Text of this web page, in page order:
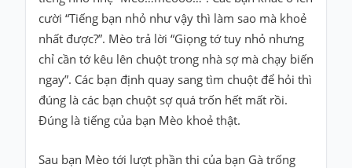
Giới
thiệu
cười “Tiếng bạn nhỏ như vậy thì làm sao mà khoẻ
nhất được?”. Mèo trả lời “Giọng tớ tuy nhỏ nhưng
chỉ cần tớ kêu lên chuột trong nhà sợ mà chạy biến
ngay”. Các bạn định quay sang tìm chuột để hỏi thì
đúng là các bạn chuột sợ quá trốn hết mất rồi.
Đúng là tiếng của bạn Mèo khoẻ thật.
Sau bạn Mèo tới lượt phần thi của bạn Gà trống